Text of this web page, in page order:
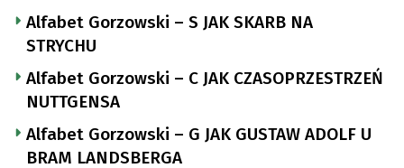
Alfabet Gorzowski – S JAK SKARB NA
STRYCHU
Alfabet Gorzowski – C JAK CZASOPRZESTRZEŃ
NUTTGENSA
Alfabet Gorzowski – G JAK GUSTAW ADOLF U
BRAM LANDSBERGA